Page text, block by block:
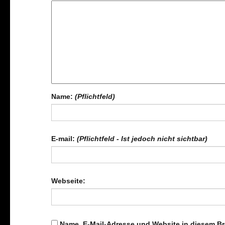
Name: (Pflichtfeld)
E-mail: (Pflichtfeld - Ist jedoch nicht sichtbar)
Webseite: